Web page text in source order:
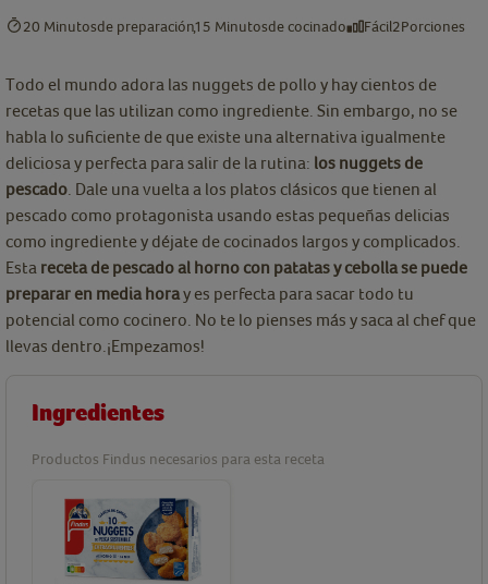
20 Minutosde preparación15 Minutosde cocinado Fácil2Porciones
Todo el mundo adora las nuggets de pollo y hay cientos de
recetas que las utilizan como ingrediente. Sin embargo, no se
habla lo suficiente de que existe una alternativa igualmente
deliciosa y perfecta para salir de la rutina: los nuggets de
pescado . Dale una vuelta a los platos clásicos que tienen al
pescado como protagonista usando estas pequeñas delicias
como ingrediente y déjate de cocinados largos y complicados.
Esta receta de pescado al horno con patatas y cebolla se puede
preparar en media horay es perfecta para sacar todo tu
potencial como cocinero. No te lo pienses más y saca al chef que
llevas dentro.¡Empezamos!
Ingredientes
Productos Findus necesarios para esta receta